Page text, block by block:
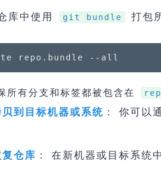
库中使用 git bundle 打包
repo.bundle --all
所有分支和标签都被包含在
到目标机器或系统 ： 你可以
仓库 ： 在新机器或目标系统